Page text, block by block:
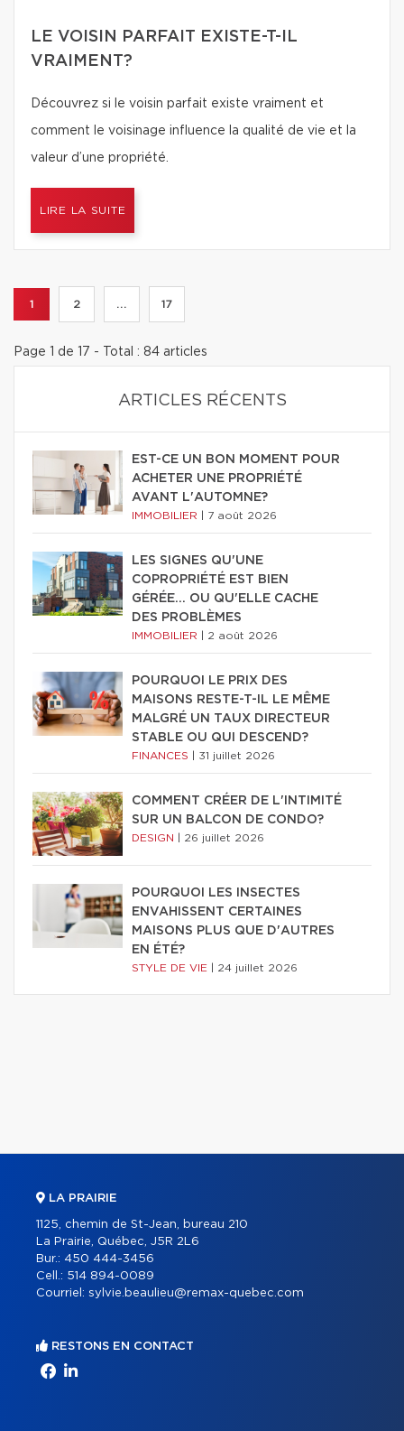
LE VOISIN PARFAIT EXISTE-T-IL
VRAIMENT?
Découvrez si le voisin parfait existe vraiment et
comment le voisinage influence la qualité de vie et la
valeur d’une propriété.
LIRE LA SUITE
1 2 ... 17
Page 1 de 17 - Total : 84 articles
ARTICLES RÉCENTS
EST-CE UN BON MOMENT POUR
ACHETER UNE PROPRIÉTÉ
AVANT L'AUTOMNE?
IMMOBILIER 7 août 2026
LES SIGNES QU'UNE
COPROPRIÉTÉ EST BIEN
GÉRÉE… OU QU'ELLE CACHE
DES PROBLÈMES
IMMOBILIER 2 août 2026
POURQUOI LE PRIX DES
MAISONS RESTE-T-IL LE MÊME
MALGRÉ UN TAUX DIRECTEUR
STABLE OU QUI DESCEND?
FINANCES 31 juillet 2026
COMMENT CRÉER DE L'INTIMITÉ
SUR UN BALCON DE CONDO?
DESIGN 26 juillet 2026
POURQUOI LES INSECTES
ENVAHISSENT CERTAINES
MAISONS PLUS QUE D'AUTRES
EN ÉTÉ?
STYLE DE VIE 24 juillet 2026
LA PRAIRIE
1125, chemin de St-Jean, bureau 210
La Prairie, Québec, J5R 2L6
Bur.: 450 444-3456
Cell.: 514 894-0089
Courriel: sylvie.beaulieu@remax-quebec.com
RESTONS EN CONTACT